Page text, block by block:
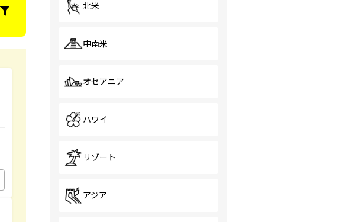
北米
中南米
オセアニア
ハワイ
リゾート
アジア